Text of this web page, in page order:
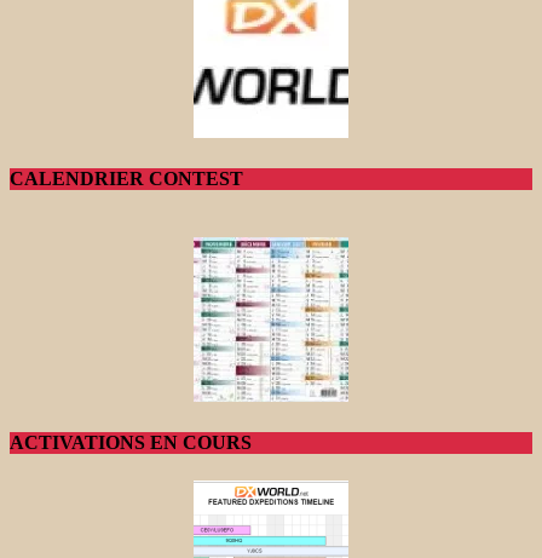
CALENDRIER CONTEST
ACTIVATIONS EN COURS